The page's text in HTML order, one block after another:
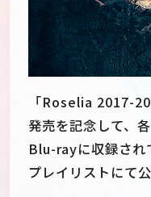
「Roselia 2017-
発売を記念して、
Blu-rayに収録され
プレイリストにて